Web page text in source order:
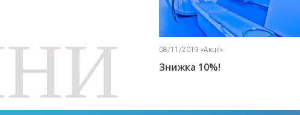
11/2019 «Акції»
10%!
08/11/2019 «Акції»
Знижка 5%!